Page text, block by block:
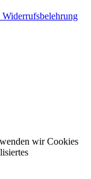
wir Cookies